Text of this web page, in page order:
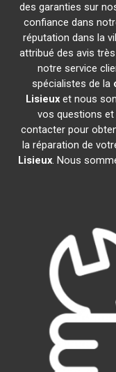
des garanties sur
confiance dans
réputation dans la
attribué des avis
notre service
spécialistes de la
Lisieux et nous
vos questions
contacter pour
la réparation de
Lisieux. Nous